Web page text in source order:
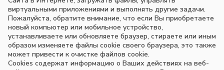
виртуальными приложениями и выполнять другие задачи.
Пожалуйста, обратите внимание, что если Вы приобретаете
новый компьютер или мобильное устройство,
устанавливаете или обновляете браузер, стираете или иным
образом изменяете файлы cookie своего браузера, это также
может привести к очистке файлов cookie.
Cookies содержат информацию о Ваших действиях на веб-